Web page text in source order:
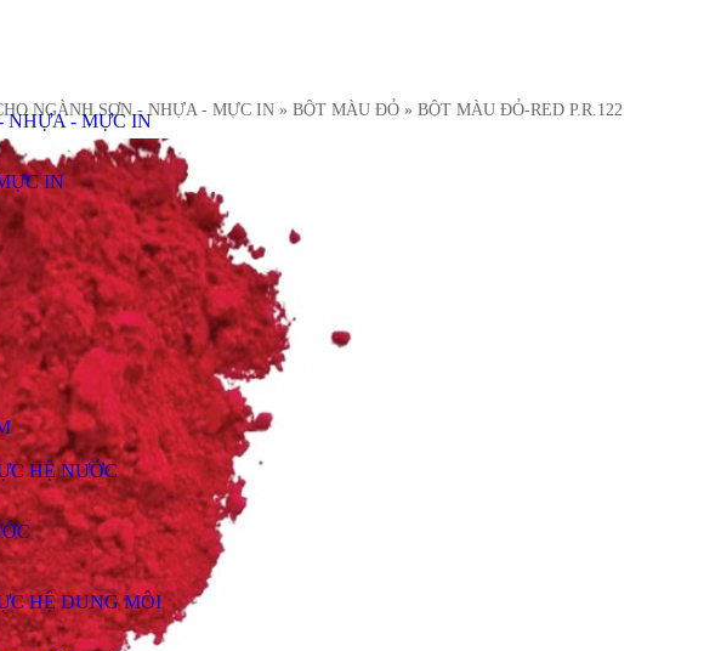
NHỰA - MỰC IN
HỆ NƯỚC
HỆ DUNG MÔI
IN
NGÀNH SƠN - NHỰA - MỰC IN » BỘT MÀU ĐỎ » BỘT MÀU ĐỎ-RED P.R.122